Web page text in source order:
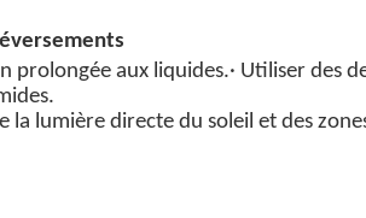
prolongée aux liquides.· Utiliser des
la lumière directe du soleil et des